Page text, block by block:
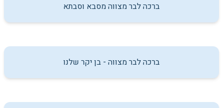
ברכה לבר מצווה מסבא וסבתא
ברכה לבר מצווה - בן יקר שלנו